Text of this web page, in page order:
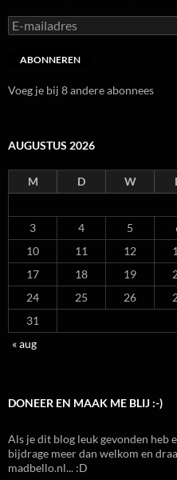
E-
mailadres
ABONNEREN
Voeg je bij 8 andere abonnees
AUGUSTUS 2026
M D W
3
4 5
10
11 12
17
18 19
24
25 26
31
« aug
DONEER EN MAAK ME BLIJ :-)
Als je dit blog leuk gevonden heb
bijdrage meer dan welkom en
madbello.nl... :D